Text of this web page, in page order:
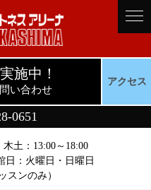
土：13:00～18:00
：火曜日・日曜日
スンのみ）
0651
施中！
い合わせ
アクセス